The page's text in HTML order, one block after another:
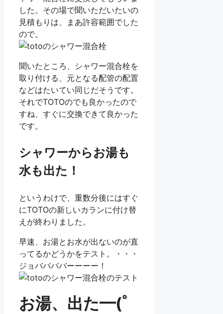
した。その場で聞いただいたいの
見積もりは、まあ許容範囲でした
ので。
聞いたところ、シャワー混合栓を
取り付ける、元となる配管の配置
などはたいてい同じだそうです。
それでTOTOのでも良かったので
すね、すぐに交換できて良かった
です。
シャワーからお湯も
水も出た！
というわけで、重数分後にはすぐ
にTOTOの新しいカランに付け替
えが終わりました。
早速、お湯とお水が出ないのが直
ってるかどうかをテスト。・・・
ジョババババーーーー！
お湯、出た━(ﾟ